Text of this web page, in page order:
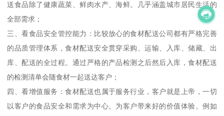
送食品除了健康蔬菜、鲜肉水产、海鲜。几乎涵盖城市居民生活的
全部需求；
三、看食品安全管控能力：比较放心的食材配送公司都有严格完善
的品质管理体系，食材配送安全贯穿采购、运输、入库、储藏、出
库、配送的全过程。通过严格的产品检测之后然后入库，食材配送
的检测清单会随食材一起送达客户；
四、看增值服务：食材配送也属于服务行业，客户就是上帝，一切
以客户的食品安全和需求为中心。为客户带来好的价值体验。例如